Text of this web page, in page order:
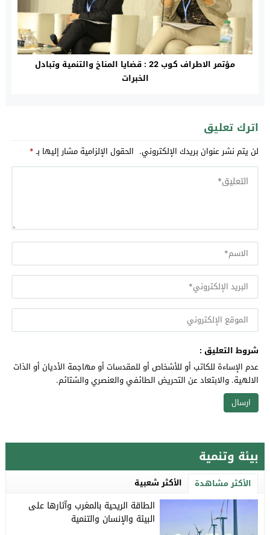
مؤتمر الاطراف كوب 22 : قضايا المناخ والتنمية وتبادل
الخبرات
اترك تعليق
لن يتم نشر عنوان بريدك الإلكتروني. الحقول الإلزامية مشار إليها بـ*
شروط التعليق :
عدم الإساءة للكاتب أو للأشخاص أو للمقدسات أو مهاجمة الأديان أو الذات
الالهية. والابتعاد عن التحريض الطائفي والعنصري والشتائم.
بيئة وتنمية
الأكثر مشاهدة الأكثر شعبية
الطاقة الريحية بالمغرب وآثارها على
البيئة والإنسان والتنمية